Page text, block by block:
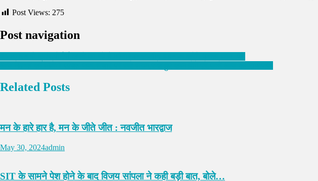
Post Views: 275
Post navigation
Related Posts
मन के हारे हार है, मन के जीते जीत : नवजीत भारद्वाज
May 30, 2024admin
SIT के सामने पेश होने के बाद विजय सांपला ने कही बड़ी बात, बोले…